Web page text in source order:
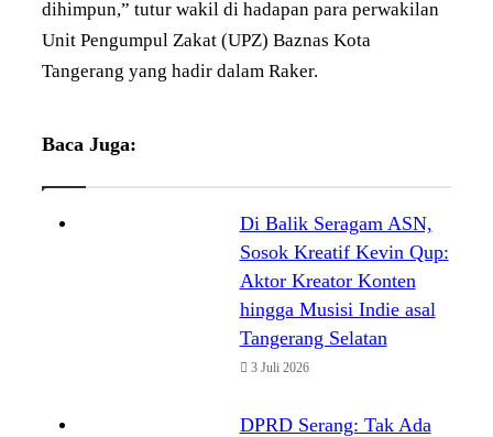
dihimpun,” tutur wakil di hadapan para perwakilan
Unit Pengumpul Zakat (UPZ) Baznas Kota
Tangerang yang hadir dalam Raker.
Baca Juga:
Di Balik Seragam ASN,
Sosok Kreatif Kevin Qup:
Aktor Kreator Konten
hingga Musisi Indie asal
Tangerang Selatan
3 Juli 2026
DPRD Serang: Tak Ada